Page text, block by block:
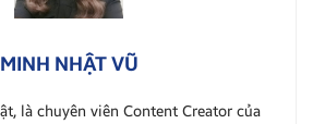
MINH NHẬT VŨ
là chuyên viên Content Creator của